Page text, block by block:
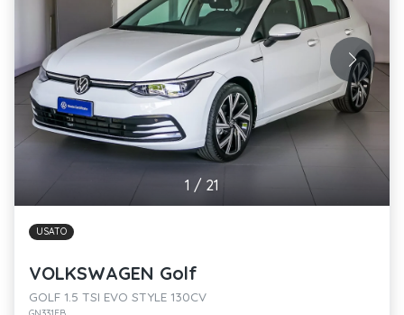
1 / 21
USATO
VOLKSWAGEN Golf
GOLF 1.5 TSI EVO STYLE 130CV